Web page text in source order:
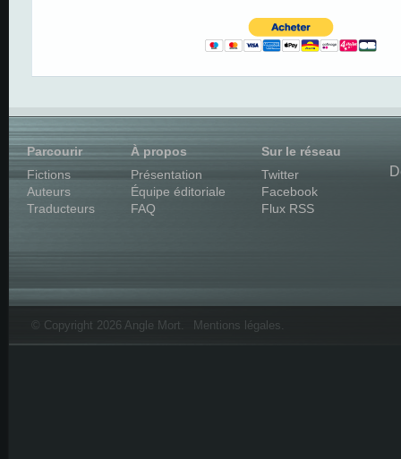
Parcourir
Fictions
Auteurs
Traducteurs
À propos
Présentation
Équipe éditoriale
FAQ
Sur le réseau
Twitter
Facebook
Flux RSS
© Copyright 2026 Angle Mort. Mentions légales.